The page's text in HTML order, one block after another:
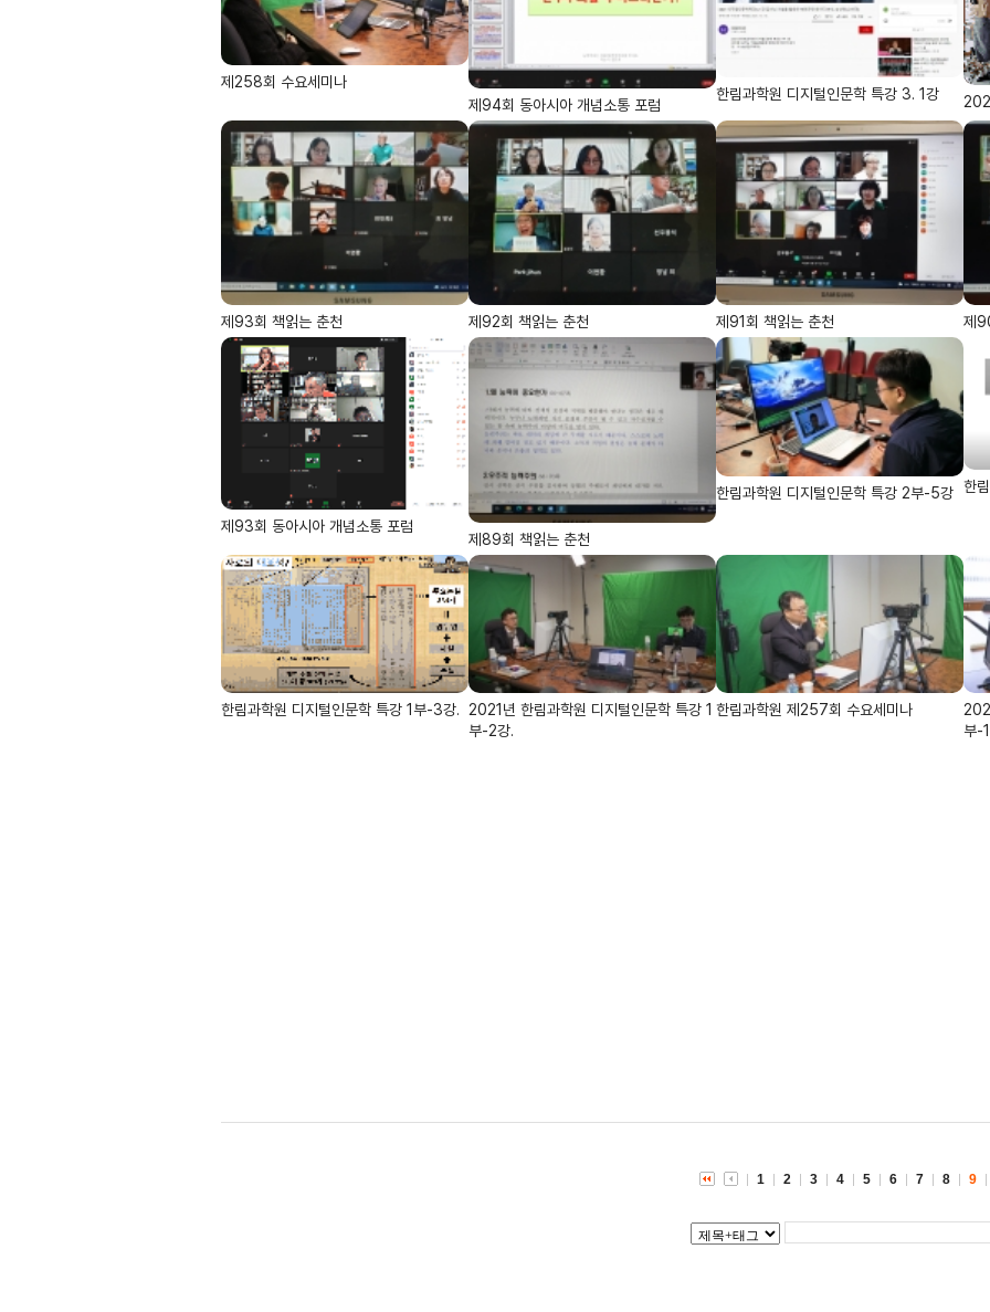
제258회 수요세미나
제94회 동아시아 개념소통 포럼
한림과학원 디지털인문학 특강 3. 1강
제93회 책읽는 춘천 제92회 책읽는 춘천 제91회 책읽는 춘천 제
제93회 동아시아 개념소통 포럼
제89회 책읽는 춘천
한림과학원 디지털인문학 특강 2부-5강 한
한림과학원 디지털인문학 특강 1부-3강. 2021년 한림과학원 디지털인문학 특강 1
부-2강.
한림과학원 제257회 수요세미나
부-
1 2 3 4 5 6 7 8 9